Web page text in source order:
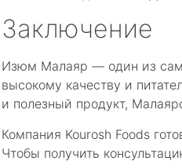
Заключение
Изюм Малаяр — один из
высокому качеству и
и полезный продукт,
Компания Kourosh Foods
Чтобы получить